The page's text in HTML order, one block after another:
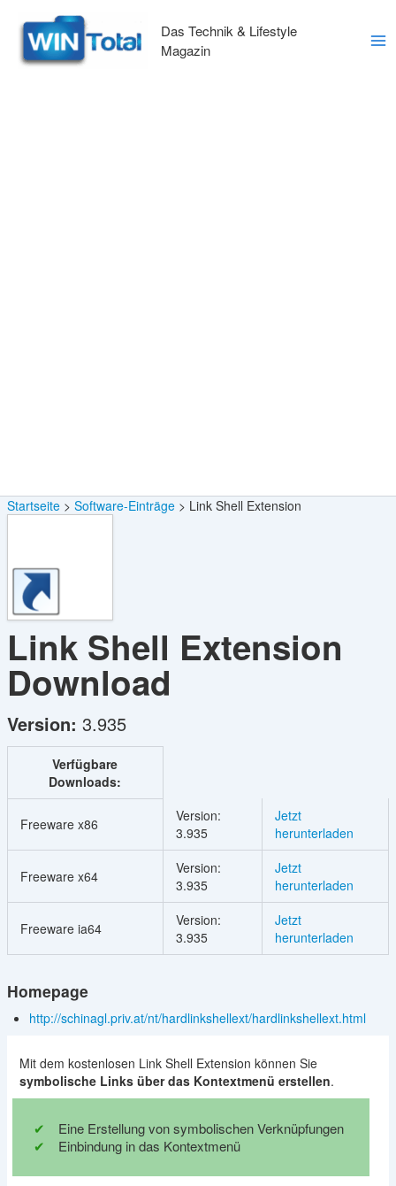
Inhalt
springen
Das Technik & Lifestyle
Magazin
Startseite Software-Einträge Link Shell Extension
Link Shell Extension
Download
Version: 3.935
Verfügbare
Downloads:
Freeware x86
Version:
3.935
Jetzt
herunterladen
Freeware x64
Version:
3.935
Jetzt
herunterladen
Freeware ia64
Version:
3.935
Jetzt
herunterladen
Homepage
http://schinagl.priv.at/nt/hardlinkshellext/hardlinkshellext.html
Mit dem kostenlosen Link Shell Extension können Sie
symbolische Links über das Kontextmenü erstellen.
Eine Erstellung von symbolischen Verknüpfungen
Einbindung in das Kontextmenü